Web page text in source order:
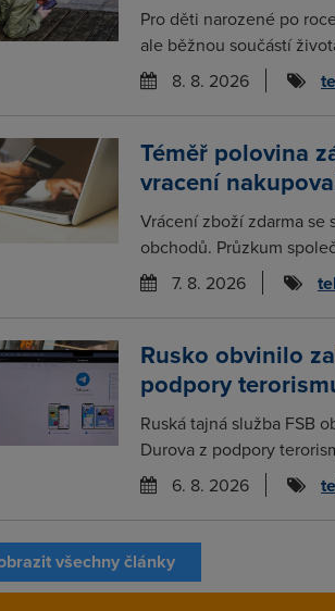
Pro děti narozené po
ale běžnou součástí
8. 8. 2026
Téměř polovina
vracení
Vrácení zboží zdarma
obchodů. Průzkum
7. 8. 2026
Rusko obvinilo
podpory
Ruská tajná služba FSB
Durova z podpory
6. 8. 2026
všechny články